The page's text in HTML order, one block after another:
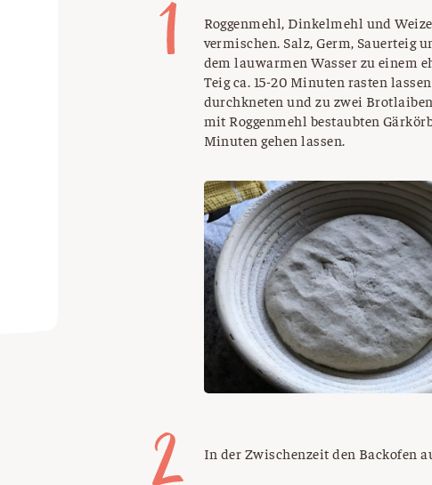
Roggenmehl, Dinkelmehl und
vermischen. Salz, Germ, Sauerteig
dem lauwarmen Wasser zu einem
Teig ca. 15-20 Minuten rasten
durchkneten und zu zwei
mit Roggenmehl bestaubten
Minuten gehen lassen.
In der Zwischenzeit den Backofen